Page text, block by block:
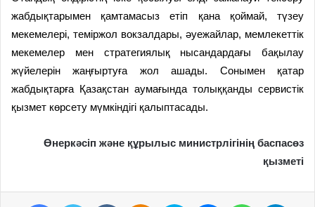
жабдықтарымен қамтамасыз етіп қана қоймай, түзеу
мекемелері, теміржол вокзалдары, әуежайлар, мемлекеттік
мекемелер мен стратегиялық нысандардағы бақылау
жүйелерін жаңғыртуға жол ашады. Сонымен қатар
жабдықтарға Қазақстан аумағында толыққанды сервистік
қызмет көрсету мүмкіндігі қалыптасады.
Өнеркәсіп және құрылыс министрлігінің баспасөз
қызметі